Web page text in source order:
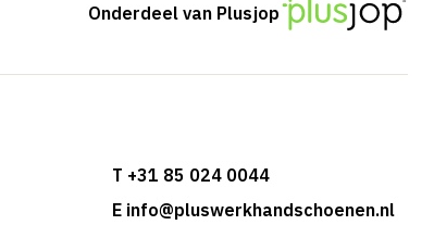
Onderdeel van Plusjop
T +31 85 024 0044
E info@pluswerkhandschoenen.nl